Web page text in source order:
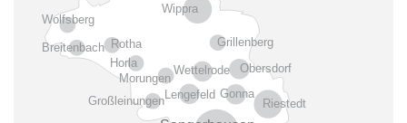
Riestedt
Gonna
Obersdorf
Grillenberg
Wippra
Wolfsberg
Rotha
Breitenbach
Horla
Morungen
Wettelrode
Lengefeld
Großleinungen